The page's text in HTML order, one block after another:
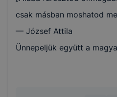
csak másban moshatod
— József Attila
Ünnepeljük együtt a